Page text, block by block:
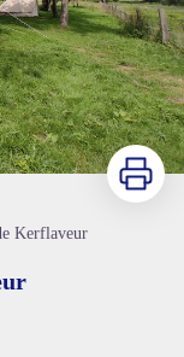
Imprimer
Kerflaveur